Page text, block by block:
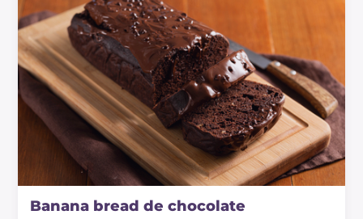
Banana bread de chocolate